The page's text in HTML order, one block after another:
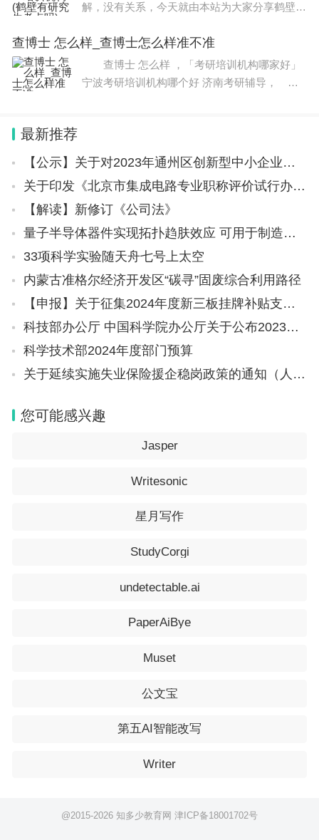
解，没有关系，今天就由本站为大家分享鹤壁考
问题都会给大家分析到，还望可以解决大家的问
题，下面我们就开始吧！本文目录河南省哪些大
查博士 怎么样_查博士怎么样准不准
查博士 怎么样 ，「考研培训机构哪家好」
宁波考研培训机构哪个好 济南考研辅导， 查
最新推荐
【公示】关于对2023年通州区创新型中小企业名单（第十二批）进行公示的通知
关于印发《北京市集成电路专业职称评价试行办法》的通知（京人社事业发〔2023〕41号）
【解读】新修订《公司法》
量子半导体器件实现拓扑趋肤效应 可用于制造微型高精度传感器和放大器
33项科学实验随天舟七号上太空
内蒙古准格尔经济开发区“碳寻”固废综合利用路径
【申报】关于征集2024年度新三板挂牌补贴支持资金项目的通知
科技部办公厅 中国科学院办公厅关于公布2023年度全国优秀科普微视频作品名单的通知
科学技术部2024年度部门预算
关于延续实施失业保险援企稳岗政策的通知（人社部发〔2024〕40号）
您可能感兴趣
Jasper
Writesonic
星月写作
StudyCorgi
undetectable.ai
PaperAiBye
Muset
公文宝
第五AI智能改写
Writer
@2015-2026 知多少教育网 津ICP备18001702号